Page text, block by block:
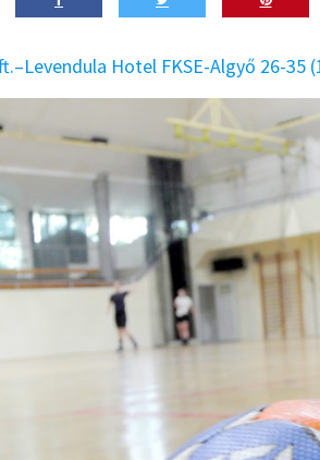
Hotel FKSE-Algyő 26-35